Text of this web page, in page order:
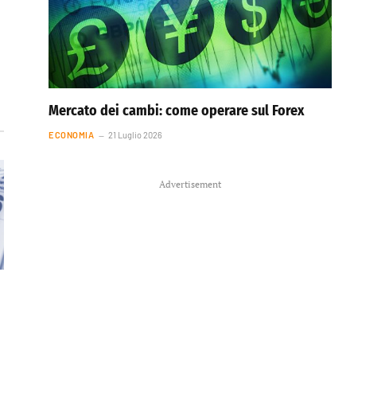
Mercato dei cambi: come operare sul Forex
ECONOMIA 21 Luglio 2026
Advertisement